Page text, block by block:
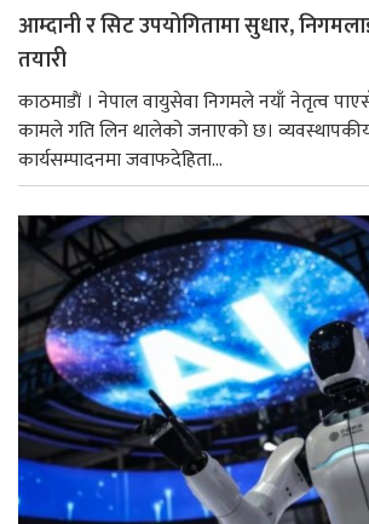
आम्दानी र सिट उपयोगितामा सुधार,
तयारी
काठमाडाैं । नेपाल वायुसेवा निगमले नयाँ नेतृत्व
कामले गति लिन थालेको जनाएको छ।
कार्यसम्पादनमा जवाफदेहिता...